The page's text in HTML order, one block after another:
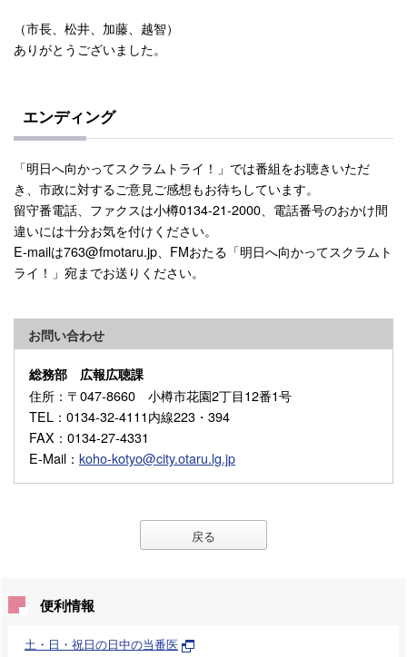
（市長、松井、加藤、越智）
ありがとうございました。
エンディング
「明日へ向かってスクラムトライ！」では番組をお聴きいただ
き、市政に対するご意見ご感想もお待ちしています。
留守番電話、ファクスは小樽0134-21-2000、電話番号のおかけ間
違いには十分お気を付けください。
E-mailは763@fmotaru.jp、FMおたる「明日へ向かってスクラムト
ライ！」宛までお送りください。
お問い合わせ
総務部 広報広聴課
住所 ：〒047-8660 小樽市花園2丁目12番1号
TEL ：0134-32-4111内線223・394
FAX ：0134-27-4331
E-Mail ： koho-kotyo@city.otaru.lg.jp
戻る
便利情報
土・日・祝日の日中の当番医